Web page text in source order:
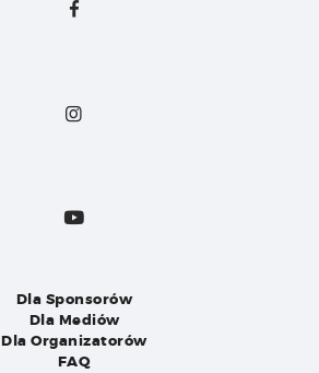
Dla Sponsorów
Dla Mediów
Dla Organizatorów
FAQ